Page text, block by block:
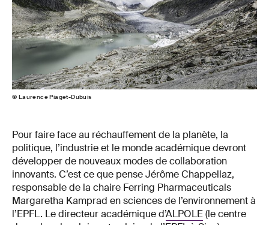
© Laurence Piaget-Dubuis
Pour faire face au réchauffement de la planète, la
politique, l’industrie et le monde académique devront
développer de nouveaux modes de collaboration
innovants. C’est ce que pense Jérôme Chappellaz,
responsable de la chaire Ferring Pharmaceuticals
Margaretha Kamprad en sciences de l’environnement à
l’EPFL. Le directeur académique d’ALPOLE(le centre